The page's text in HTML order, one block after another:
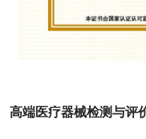
高端医疗器械检测与评